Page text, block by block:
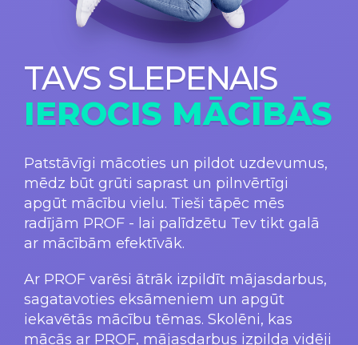
TAVS SLEPENAIS
IEROCIS MĀCĪBĀS
Patstāvīgi mācoties un pildot uzdevumus,
mēdz būt grūti saprast un pilnvērtīgi
apgūt mācību vielu. Tieši tāpēc mēs
radījām PROF - lai palīdzētu Tev tikt galā
ar mācībām efektīvāk.
Ar PROF varēsi ātrāk izpildīt mājasdarbus,
sagatavoties eksāmeniem un apgūt
iekavētās mācību tēmas. Skolēni, kas
mācās ar PROF, mājasdarbus izpilda vidēji